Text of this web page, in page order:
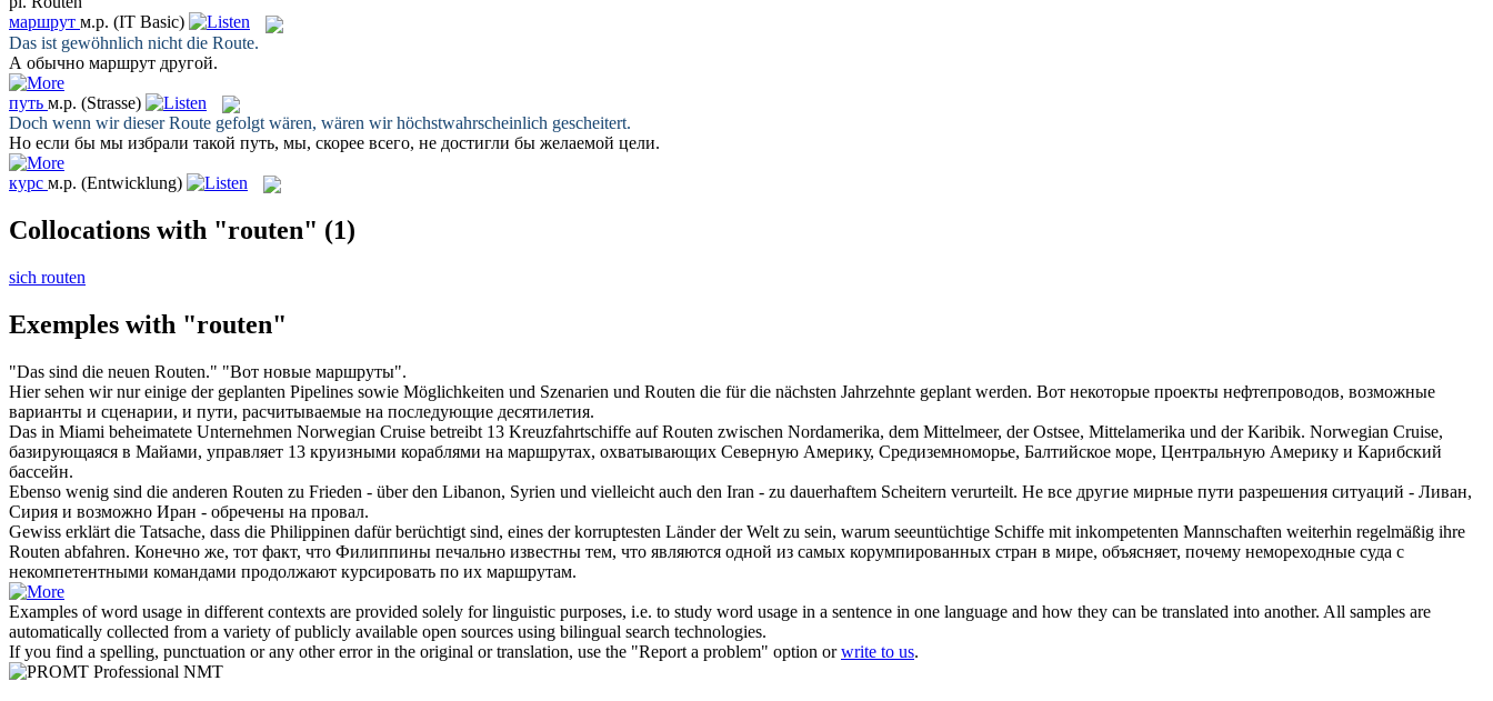
маршрут м.р. (IT Basic)
Das ist gewöhnlich nicht die Route.
А обычно маршрут другой.
путь м.р. (Strasse)
Doch wenn wir dieserRoute gefolgt wären, wären wir höchstwahrscheinlich gescheitert.
Но если бы мы избрали такой путь, мы, скорее всего, не достигли бы желаемой цели.
курс м.р. (Entwicklung)
Collocations with "routen" (1)
sich routen
Exemples with "routen"
"Das sind die neuen Routen." "Вот новые маршруты".
Hier sehen wir nur einige der geplanten Pipelines sowie Möglichkeiten und Szenarien und Routen die für die nächsten Jahrzehnte geplant werden. Вот некоторые проекты нефтепроводов, возможные
варианты и сценарии, и пути, расчитываемые на последующие десятилетия.
Das in Miami beheimatete Unternehmen Norwegian Cruise betreibt 13 Kreuzfahrtschiffe aufRouten zwischen Nordamerika, dem Mittelmeer, der Ostsee, Mittelamerika und der Karibik. Norwegian Cruise,
базирующаяся в Майами, управляет 13 круизными кораблями на маршрутах, охватывающих Северную Америку, Средиземноморье, Балтийское море, Центральную Америку и Карибский
бассейн.
Ebenso wenig sind die anderen Routen zu Frieden - über den Libanon, Syrien und vielleicht auch den Iran - zu dauerhaftem Scheitern verurteilt. Не все другие мирные пути разрешения ситуаций - Ливан,
Сирия и возможно Иран - обречены на провал.
Gewiss erklärt die Tatsache, dass die Philippinen dafür berüchtigt sind, eines der korruptesten Länder der Welt zu sein, warum seeuntüchtige Schiffe mit inkompetenten Mannschaften weiterhin regelmäßig ihre
Routen abfahren. Конечно же, тот факт, что Филиппины печально известны тем, что являются одной из самых корумпированных стран в мире, объясняет, почему немореходные суда с
некомпетентными командами продолжают курсировать по их маршрутам.
Examples of word usage in different contexts are provided solely for linguistic purposes, i.e. to study word usage in a sentence in one language and how they can be translated into another. All samples are
automatically collected from a variety of publicly available open sources using bilingual search technologies.
If you find a spelling, punctuation or any other error in the original or translation, use the "Report a problem" option orwrite to us.